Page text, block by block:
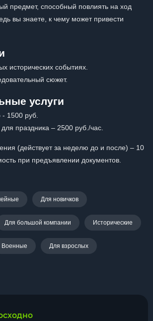
предмет, способный повлиять на ход
вы знаете, к чему может привести
исторических событиях.
сюжет.
услуги
1500 руб.
праздника – 2500 руб./час.
(действует за неделю до и после) – 10
при предъявлении документов.
Для новичков
Для большой компании Исторические
Военные Для взрослых